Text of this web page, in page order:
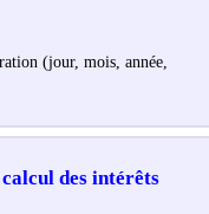
(jour, mois, année,
des intérêts